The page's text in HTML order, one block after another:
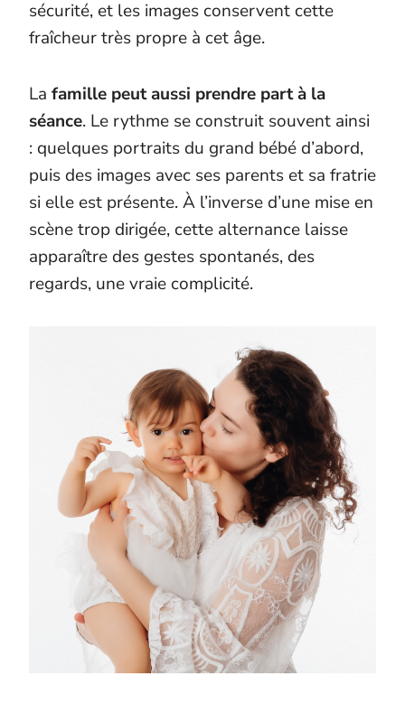
sécurité, et les images conservent cette
fraîcheur très propre à cet âge.
La famille peut aussi prendre part à la
séance. Le rythme se construit souvent ainsi
: quelques portraits du grand bébé d’abord,
puis des images avec ses parents et sa fratrie
si elle est présente. À l’inverse d’une mise en
scène trop dirigée, cette alternance laisse
apparaître des gestes spontanés, des
regards, une vraie complicité.